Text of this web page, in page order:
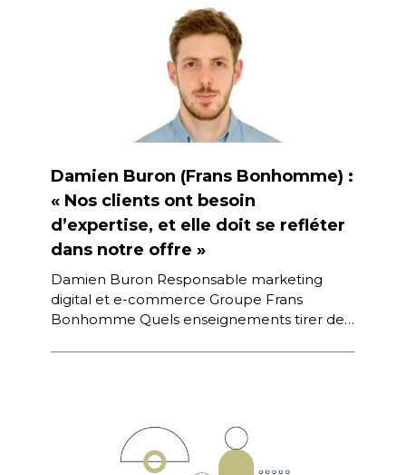
Damien Buron (Frans Bonhomme) :
« Nos clients ont besoin
d’expertise, et elle doit se refléter
dans notre offre »
Damien Buron Responsable marketing
digital et e-commerce Groupe Frans
Bonhomme Quels enseignements tirer de